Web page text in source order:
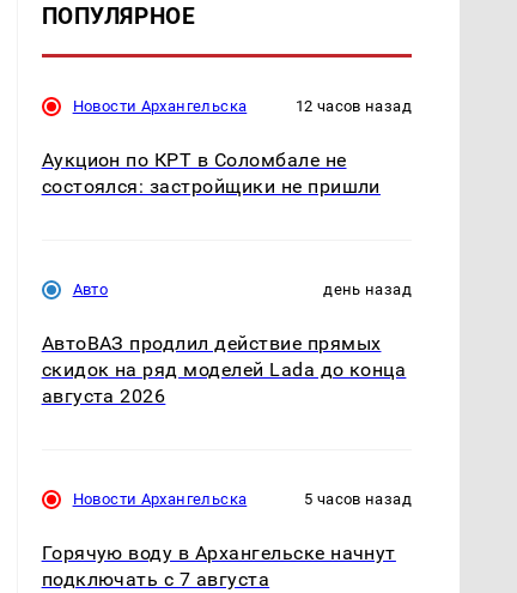
ПОПУЛЯРНОЕ
Новости Архангельска 12 часов назад
Аукцион по КРТ в Соломбале не
состоялся: застройщики не пришли
Авто день назад
АвтоВАЗ продлил действие прямых
скидок на ряд моделей Lada до конца
августа 2026
Новости Архангельска 5 часов назад
Горячую воду в Архангельске начнут
подключать с 7 августа